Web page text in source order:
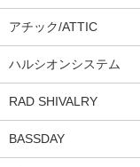
アチック/ATTIC
ハルシオンシステム
RAD SHIVALRY
BASSDAY